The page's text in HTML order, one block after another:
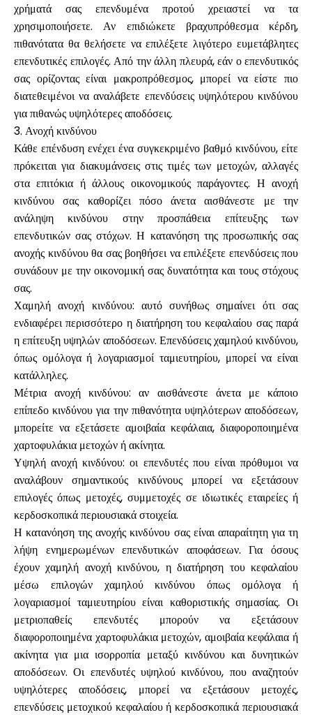
χρήματά σας επενδυμένα προτού χρειαστεί να τα
χρησιμοποιήσετε. Αν επιδιώκετε βραχυπρόθεσμα κέρδη,
πιθανότατα θα θελήσετε να επιλέξετε λιγότερο ευμετάβλητες
επενδυτικές επιλογές. Από την άλλη πλευρά, εάν ο επενδυτικός
σας ορίζοντας είναι μακροπρόθεσμος, μπορεί να είστε πιο
διατεθειμένοι να αναλάβετε επενδύσεις υψηλότερου κινδύνου
για πιθανώς υψηλότερες αποδόσεις.
3. Ανοχή κινδύνου
Κάθε επένδυση ενέχει ένα συγκεκριμένο βαθμό κινδύνου, είτε
πρόκειται για διακυμάνσεις στις τιμές των μετοχών, αλλαγές
στα επιτόκια ή άλλους οικονομικούς παράγοντες. Η ανοχή
κινδύνου σας καθορίζει πόσο άνετα αισθάνεστε με την
ανάληψη κινδύνου στην προσπάθεια επίτευξης των
επενδυτικών σας στόχων. Η κατανόηση της προσωπικής σας
ανοχής κινδύνου θα σας βοηθήσει να επιλέξετε επενδύσεις που
συνάδουν με την οικονομική σας δυνατότητα και τους στόχους
σας.
Χαμηλή ανοχή κινδύνου: αυτό συνήθως σημαίνει ότι σας
ενδιαφέρει περισσότερο η διατήρηση του κεφαλαίου σας παρά
η επίτευξη υψηλών αποδόσεων. Επενδύσεις χαμηλού κινδύνου,
όπως ομόλογα ή λογαριασμοί ταμιευτηρίου, μπορεί να είναι
κατάλληλες.
Μέτρια ανοχή κινδύνου: αν αισθάνεστε άνετα με κάποιο
επίπεδο κινδύνου για την πιθανότητα υψηλότερων αποδόσεων,
μπορείτε να εξετάσετε αμοιβαία κεφάλαια, διαφοροποιημένα
χαρτοφυλάκια μετοχών ή ακίνητα.
Υψηλή ανοχή κινδύνου: οι επενδυτές που είναι πρόθυμοι να
αναλάβουν σημαντικούς κινδύνους μπορεί να εξετάσουν
επιλογές όπως μετοχές, συμμετοχές σε ιδιωτικές εταιρείες ή
κερδοσκοπικά περιουσιακά στοιχεία.
Η κατανόηση της ανοχής κινδύνου σας είναι απαραίτητη για τη
λήψη ενημερωμένων επενδυτικών αποφάσεων. Για όσους
έχουν χαμηλή ανοχή κινδύνου, η διατήρηση του κεφαλαίου
μέσω επιλογών χαμηλού κινδύνου όπως ομόλογα ή
λογαριασμοί ταμιευτηρίου είναι καθοριστικής σημασίας. Οι
μετριοπαθείς επενδυτές μπορούν να εξετάσουν
διαφοροποιημένα χαρτοφυλάκια μετοχών, αμοιβαία κεφάλαια ή
ακίνητα για μια ισορροπία μεταξύ κινδύνου και δυνητικών
αποδόσεων. Οι επενδυτές υψηλού κινδύνου, που αναζητούν
υψηλότερες αποδόσεις, μπορεί να εξετάσουν μετοχές,
επενδύσεις μετοχικού κεφαλαίου ή κερδοσκοπικά περιουσιακά